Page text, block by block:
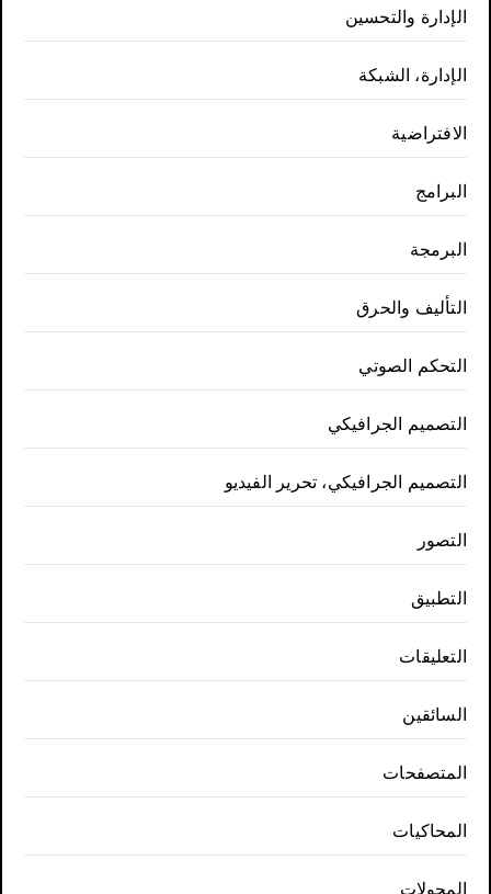
الإدارة والتحسين
الإدارة، الشبكة
الافتراضية
البرامج
البرمجة
التأليف والحرق
التحكم الصوتي
التصميم الجرافيكي
التصميم الجرافيكي، تحرير الفيديو
التصور
التطبيق
التعليقات
السائقين
المتصفحات
المحاكيات
المحولات